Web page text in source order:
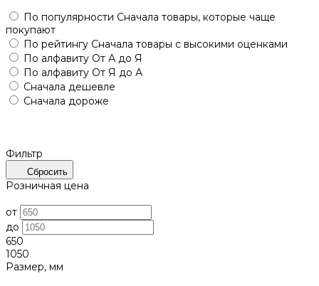
По популярности Сначала товары, которые чаще
покупают
По рейтингу Сначала товары с высокими оценками
По алфавиту От А до Я
По алфавиту От Я до А
Сначала дешевле
Сначала дороже
Фильтр
Сбросить
Розничная цена
от
до
650
1050
Размер, мм